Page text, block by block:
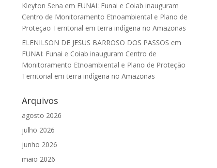
Kleyton Sena em FUNAI: Funai e Coiab inauguram
Centro de Monitoramento Etnoambiental e Plano de
Proteção Territorial em terra indígena no Amazonas
ELENILSON DE JESUS BARROSO DOS PASSOS em
FUNAI: Funai e Coiab inauguram Centro de
Monitoramento Etnoambiental e Plano de Proteção
Territorial em terra indígena no Amazonas
Arquivos
agosto 2026
julho 2026
junho 2026
maio 2026